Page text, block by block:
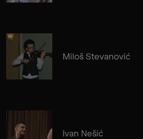
Miloš Stevanović
Ivan Nešić